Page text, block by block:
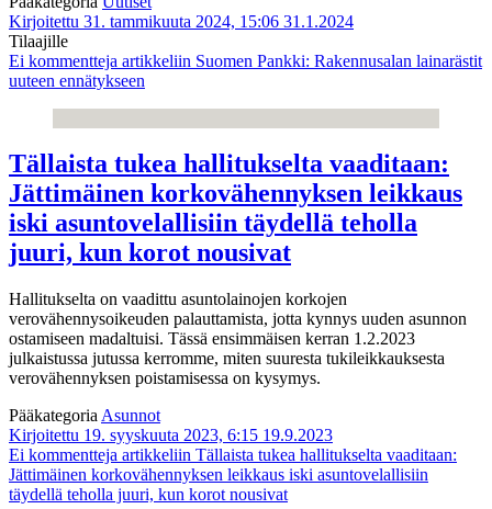
Kirjoitettu 31. tammikuuta 2024, 15:06 31.1.2024
Tilaajille
Ei kommentteja artikkeliin Suomen Pankki: Rakennusalan lainarästit
uuteen ennätykseen
Tällaista tukea hallitukselta vaaditaan:
Jättimäinen korkovähennyksen leikkaus
iski asuntovelallisiin täydellä teholla
juuri, kun korot nousivat
Hallitukselta on vaadittu asuntolainojen korkojen
verovähennysoikeuden palauttamista, jotta kynnys uuden asunnon
ostamiseen madaltuisi. Tässä ensimmäisen kerran 1.2.2023
julkaistussa jutussa kerromme, miten suuresta tukileikkauksesta
verovähennyksen poistamisessa on kysymys.
Pääkategoria Asunnot
Kirjoitettu 19. syyskuuta 2023, 6:15 19.9.2023
Ei kommentteja artikkeliin Tällaista tukea hallitukselta vaaditaan:
Jättimäinen korkovähennyksen leikkaus iski asuntovelallisiin
täydellä teholla juuri, kun korot nousivat